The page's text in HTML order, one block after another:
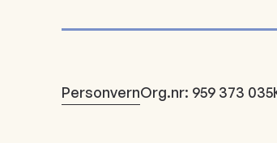
PersonvernOrg.nr: 959 373 035